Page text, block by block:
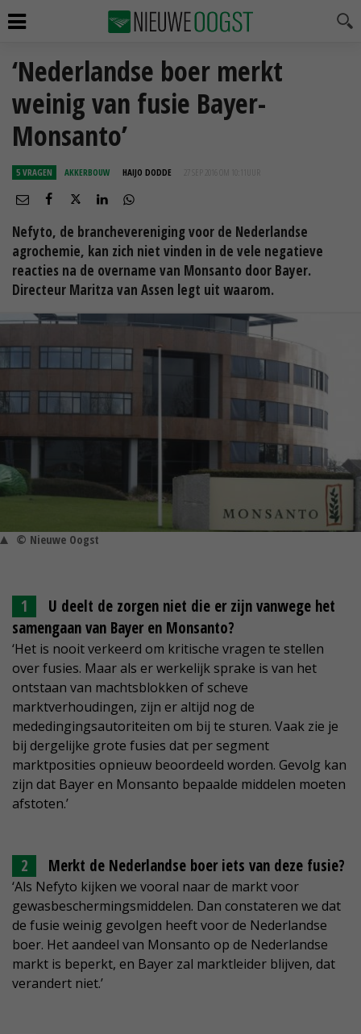
‘Nederlandse boer merkt
weinig van fusie Bayer-
Monsanto’
5 VRAGEN AKKERBOUW HAIJO DODDE 27 SEP 2016 OM 10:11
Nefyto, de branchevereniging voor de Nederlandse
agrochemie, kan zich niet vinden in de vele negatieve
reacties na de overname van Monsanto door Bayer.
Directeur Maritza van Assen legt uit waarom.
© Nieuwe Oogst
U deelt de zorgen niet die er zijn vanwege het
samengaan van Bayer en Monsanto?
‘Het is nooit verkeerd om kritische vragen te stellen
over fusies. Maar als er werkelijk sprake is van het
ontstaan van machtsblokken of scheve
marktverhoudingen, zijn er altijd nog de
mededingingsautoriteiten om bij te sturen. Vaak zie je
bij dergelijke grote fusies dat per segment
marktposities opnieuw beoordeeld worden. Gevolg kan
zijn dat Bayer en Monsanto bepaalde middelen moeten
afstoten.’
Merkt de Nederlandse boer iets van deze fusie?
‘Als Nefyto kijken we vooral naar de markt voor
gewasbeschermingsmiddelen. Dan constateren we dat
de fusie weinig gevolgen heeft voor de Nederlandse
boer. Het aandeel van Monsanto op de Nederlandse
markt is beperkt, en Bayer zal marktleider blijven, dat
verandert niet.’